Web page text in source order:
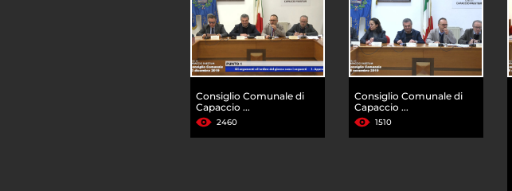
Consiglio Comunale di
Capaccio ...
2460
Consiglio Comunale di
Capaccio ...
1510